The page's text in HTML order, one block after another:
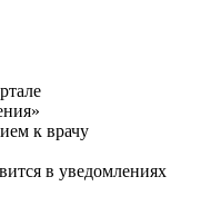
к врачу
в уведомлениях